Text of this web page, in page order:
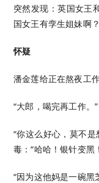
突然发现：英国女王
国女王有孪生姐妹啊？
怀疑
潘金莲给正在熬夜工
“大郎，喝完再工作。”
“你这么好心，莫不
毒：“哈哈！银针变黑
“因为这他妈是一碗黑